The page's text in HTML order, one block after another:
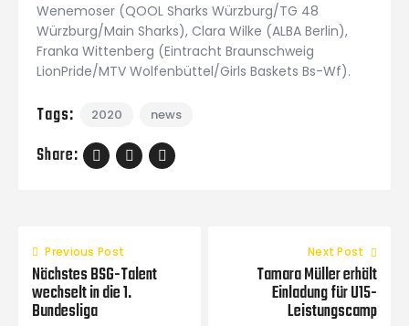
Wenemoser (QOOL Sharks Würzburg/TG 48
Würzburg/Main Sharks), Clara Wilke (ALBA Berlin),
Franka Wittenberg (Eintracht Braunschweig
LionPride/MTV Wolfenbüttel/Girls Baskets Bs-Wf).
Tags: 2020 news
Share:
Previous Post
Nächstes BSG-Talent
wechselt in die 1.
Bundesliga
Next Post
Tamara Müller erhält
Einladung für U15-
Leistungscamp